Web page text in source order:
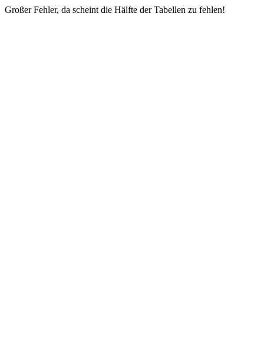
Großer Fehler, da scheint die Hälfte der Tabellen zu fehlen!